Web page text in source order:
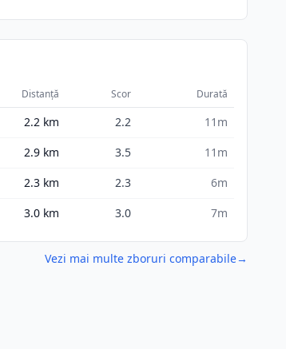
Distanță Scor Durată
2.2 km 2.2
11m
2.9 km 3.5
11m
2.3 km 2.3
6m
3.0 km 3.0 7m
Vezi mai multe zboruri comparabile→